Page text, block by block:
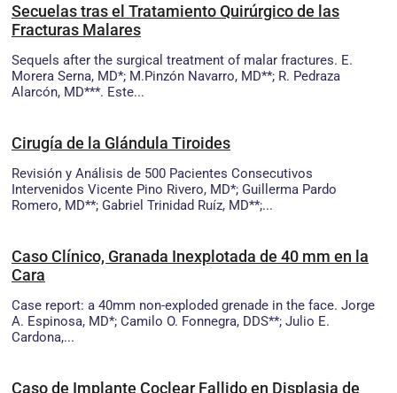
Secuelas tras el Tratamiento Quirúrgico de las
Fracturas Malares
Sequels after the surgical treatment of malar fractures. E.
Morera Serna, MD*; M.Pinzón Navarro, MD**; R. Pedraza
Alarcón, MD***. Este...
Cirugía de la Glándula Tiroides
Revisión y Análisis de 500 Pacientes Consecutivos
Intervenidos Vicente Pino Rivero, MD*; Guillerma Pardo
Romero, MD**; Gabriel Trinidad Ruíz, MD**;...
Caso Clínico, Granada Inexplotada de 40 mm en la
Cara
Case report: a 40mm non-exploded grenade in the face. Jorge
A. Espinosa, MD*; Camilo O. Fonnegra, DDS**; Julio E.
Cardona,...
Caso de Implante Coclear Fallido en Displasia de